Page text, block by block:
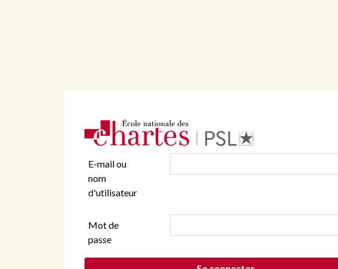
E-mail ou
nom
d'utilisateur
Mot de
passe